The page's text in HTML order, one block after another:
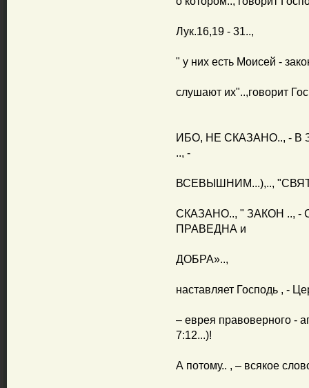
Лук.16,19 - 31..,
" у них есть Моисей -
слушают их"..,говорит
ИБО, НЕ СКАЗАНО.., -
.., -
ВСЕВЫШНИМ...),..,
СКАЗАНО.., " ЗАКОН ..,
ПРАВЕДНА и
ДОБРА»..,
наставляет Господь , -
– еврея правоверного -
7:12...)!
А потому.. , – всякое